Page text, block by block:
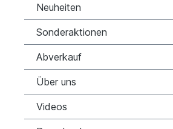
Neuheiten
Sonderaktionen
Abverkauf
Über uns
Videos